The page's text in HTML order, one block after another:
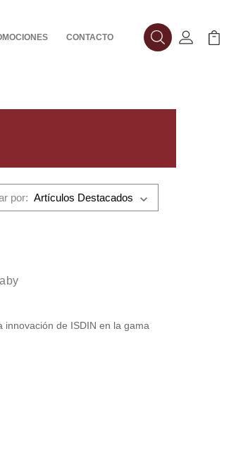
CONTACTO BuscarMi Cuenta
Mi
por:
innovación de ISDIN en la gama